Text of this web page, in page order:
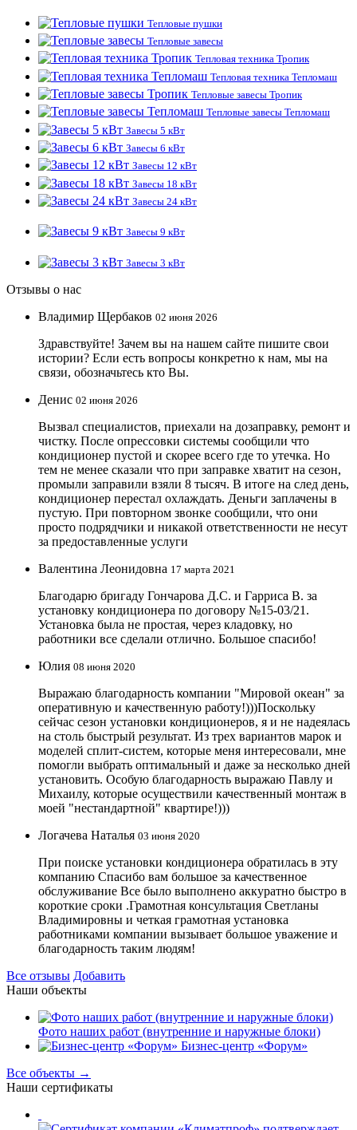
Тепловые пушки
Тепловые завесы
Тепловая техника Тропик
Тепловая техника Тепломаш
Тепловые завесы Тропик
Тепловые завесы Тепломаш
Завесы 5 кВт
Завесы 6 кВт
Завесы 12 кВт
Завесы 18 кВт
Завесы 24 кВт
Завесы 9 кВт
Завесы 3 кВт
Отзывы о нас
Владимир Щербаков 02 июня 2026
Здравствуйте! Зачем вы на нашем сайте пишите свои
истории? Если есть вопросы конкретно к нам, мы на
связи, обозначьтесь кто Вы.
Денис 02 июня 2026
Вызвал специалистов, приехали на дозаправку, ремонт и
чистку. После опрессовки системы сообщили что
кондиционер пустой и скорее всего где то утечка. Но
тем не менее сказали что при заправке хватит на сезон,
промыли заправили взяли 8 тысяч. В итоге на след день,
кондиционер перестал охлаждать. Деньги заплачены в
пустую. При повторном звонке сообщили, что они
просто подрядчики и никакой ответственности не несут
за предоставленные услуги
Валентина Леонидовна 17 марта 2021
Благодарю бригаду Гончарова Д.С. и Гарриса В. за
установку кондиционера по договору №15-03/21.
Установка была не простая, через кладовку, но
работники все сделали отлично. Большое спасибо!
Юлия 08 июня 2020
Выражаю благодарность компании "Мировой океан" за
оперативную и качественную работу!)))Поскольку
сейчас сезон установки кондиционеров, я и не надеялась
на столь быстрый результат. Из трех вариантов марок и
моделей сплит-систем, которые меня интересовали, мне
помогли выбрать оптимальный и даже за несколько дней
установить. Особую благодарность выражаю Павлу и
Михаилу, которые осуществили качественный монтаж в
моей "нестандартной" квартире!)))
Логачева Наталья 03 июня 2020
При поиске установки кондиционера обратилась в эту
компанию Спасибо вам большое за качественное
обслуживание Все было выполнено аккуратно быстро в
короткие сроки .Грамотная консультация Светланы
Владимировны и четкая грамотная установка
работниками компании вызывает большое уважение и
благодарность таким людям!
Все отзывы Добавить
Наши объекты
Фото наших работ (внутренние и наружные блоки)
Бизнес-центр «Форум»
Все объекты →
Наши сертификаты